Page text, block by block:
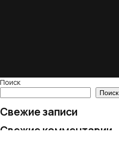
Поиск
Поиск
Свежие записи
Свежие комментарии